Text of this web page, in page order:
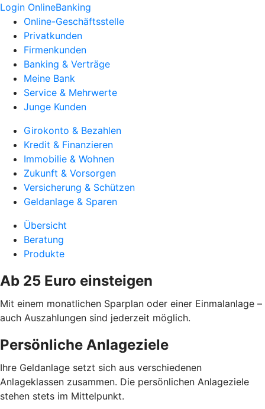
Login OnlineBanking
Online-Geschäftsstelle
Privatkunden
Firmenkunden
Banking & Verträge
Meine Bank
Service & Mehrwerte
Junge Kunden
Girokonto & Bezahlen
Kredit & Finanzieren
Immobilie & Wohnen
Zukunft & Vorsorgen
Versicherung & Schützen
Geldanlage & Sparen
Übersicht
Beratung
Produkte
Ab 25 Euro einsteigen
Mit einem monatlichen Sparplan oder einer Einmalanlage –
auch Auszahlungen sind jederzeit möglich.
Persönliche Anlageziele
Ihre Geldanlage setzt sich aus verschiedenen
Anlageklassen zusammen. Die persönlichen Anlageziele
stehen stets im Mittelpunkt.